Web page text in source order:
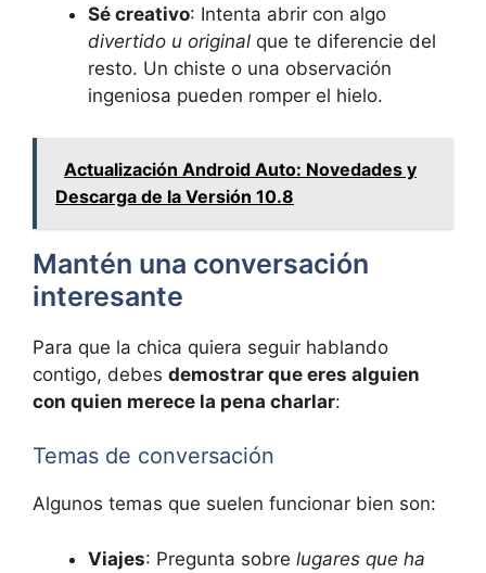
Sé creativo: Intenta abrir con algo
divertido u original que te diferencie del
resto. Un chiste o una observación
ingeniosa pueden romper el hielo.
Actualización Android Auto: Novedades y
Descarga de la Versión 10.8
Mantén una conversación
interesante
Para que la chica quiera seguir hablando
contigo, debes demostrar que eres alguien
con quien merece la pena charlar:
Temas de conversación
Algunos temas que suelen funcionar bien son:
Viajes: Pregunta sobre lugares que ha